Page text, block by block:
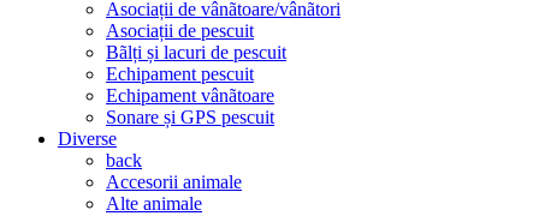
Asociații de vânãtoare/vânãtori
Asociații de pescuit
Bãlți și lacuri de pescuit
Echipament pescuit
Echipament vânãtoare
Sonare și GPS pescuit
Diverse
back
Accesorii animale
Alte animale